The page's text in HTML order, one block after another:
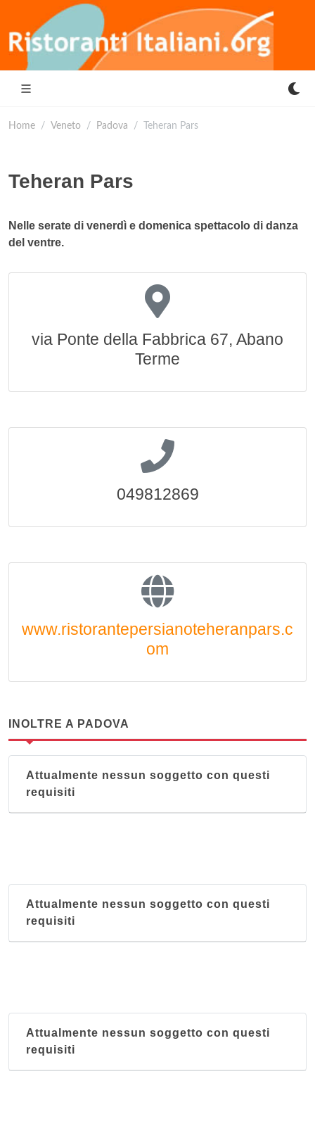
Home Veneto Padova Teheran Pars
Teheran Pars
Nelle serate di venerdì e domenica spettacolo di danza
del ventre.
via Ponte della Fabbrica 67, Abano
Terme
049812869
www.ristorantepersianoteheranpars.c
om
INOLTRE A PADOVA
Attualmente nessun soggetto con questi
requisiti
Attualmente nessun soggetto con questi
requisiti
Attualmente nessun soggetto con questi
requisiti